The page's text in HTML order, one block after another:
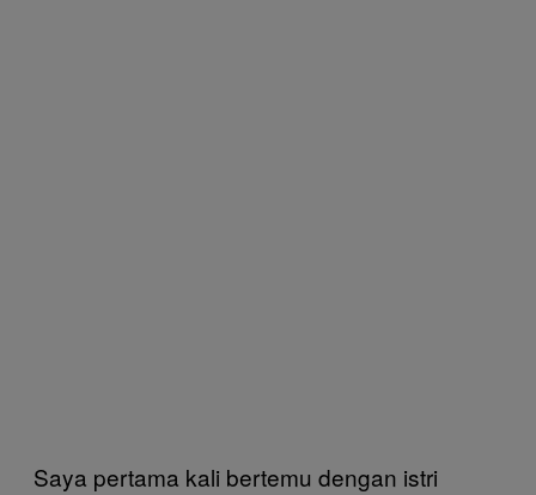
Saya pertama kali bertemu dengan istri